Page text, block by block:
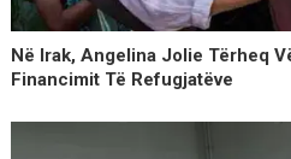
Në Irak, Angelina Jolie Tërheq
Financimit Të Refugjatëve